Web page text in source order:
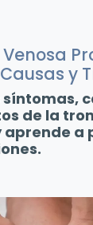
y
síntomas,
de la
a